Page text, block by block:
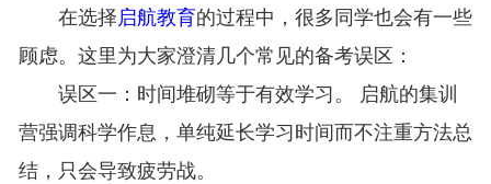
在选择启航教育的过程中，很多同学也会有一些
顾虑。这里为大家澄清几个常见的备考误区：
误区一：时间堆砌等于有效学习。 启航的集训
营强调科学作息，单纯延长学习时间而不注重方法总
结，只会导致疲劳战。